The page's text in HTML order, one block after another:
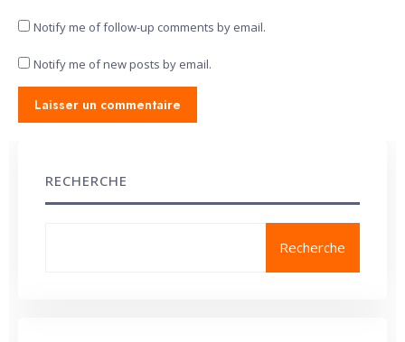
Notify me of follow-up comments by email.
Notify me of new posts by email.
RECHERCHE
Recherche